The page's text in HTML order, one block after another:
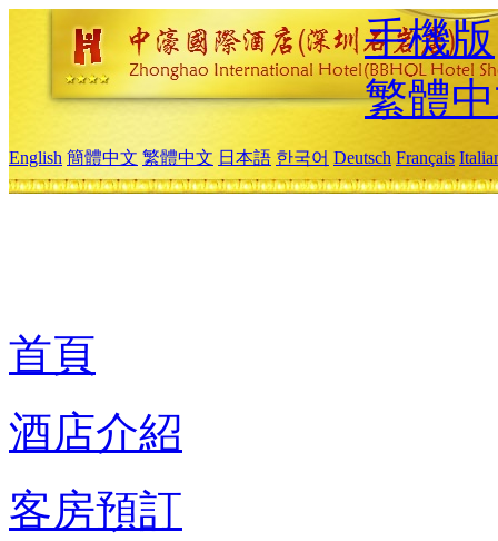
手機版
繁體
English 簡體中文 繁體中文 日本語 한국어 Deutsch Français
首頁
酒店介紹
客房預訂